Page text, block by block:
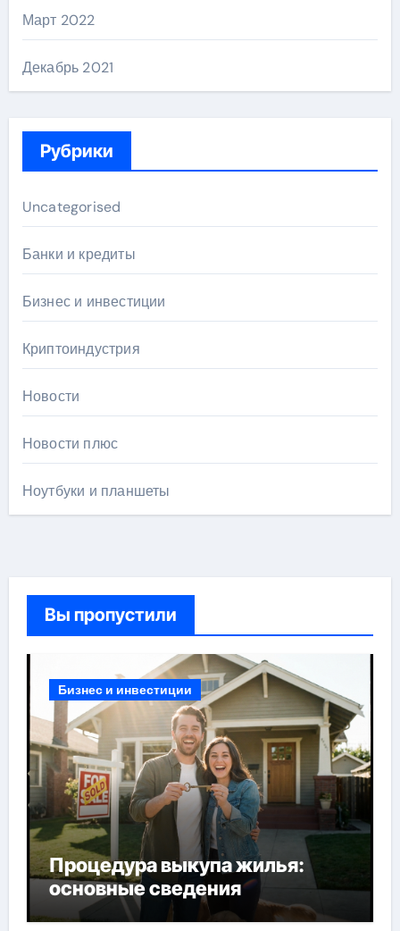
Март 2022
Декабрь 2021
Рубрики
Uncategorised
Банки и кредиты
Бизнес и инвестиции
Криптоиндустрия
Новости
Новости плюс
Ноутбуки и планшеты
Вы пропустили
Бизнес и инвестиции
Процедура выкупа жилья:
основные сведения